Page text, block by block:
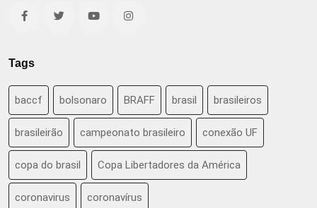
Tags
baccf bolsonaro BRAFF brasil brasileiros
brasileirão campeonato brasileiro conexão UF
copa do brasil Copa Libertadores da América
coronavirus coronavírus